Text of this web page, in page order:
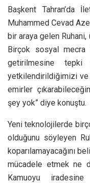
Başkent Tahran’da
Muhammed Cevad
bir araya gelen
Birçok sosyal
getirilmesine tepki
yetkilendirildiğimizi ve
emirler
şey yok” diye konuştu.
Yeni teknolojilerde
olduğunu söyleyen
koparılamayacağını
mücadele etmek ne
Kamuoyu iradesine